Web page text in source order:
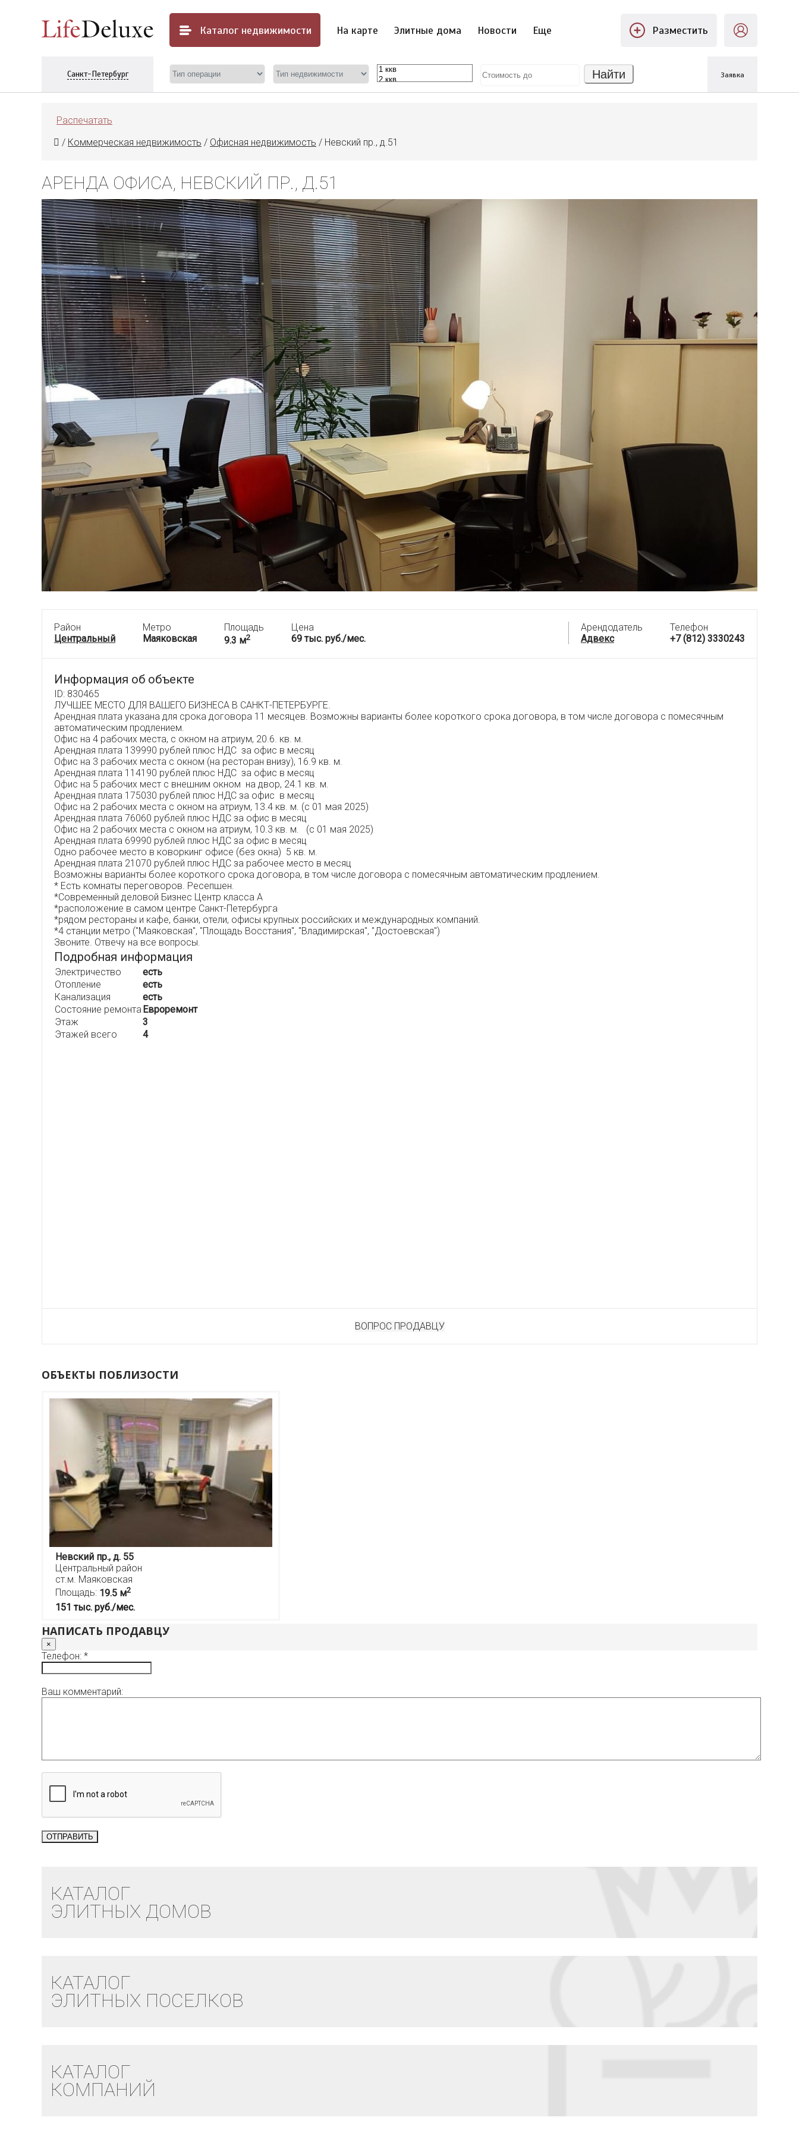
Каталог недвижимости На карте Элитные дома Новости Еще Разместить
Санкт-Петербург Найти Заявка
Распечатать
/ Коммерческая недвижимость / Офисная недвижимость / Невский пр., д.51
АРЕНДА ОФИСА, НЕВСКИЙ ПР., Д.51
Арендодатель
Адвекс
Телефон
+7 (812) 3330243
Район
Центральный
Метро
Маяковская
Площадь
9.3 м2
Цена
69 тыс. руб./мес.
Информация об объекте
ID: 830465
ЛУЧШЕЕ МЕСТО ДЛЯ ВАШЕГО БИЗНЕСА В САНКТ-ПЕТЕРБУРГЕ.
Арендная плата указана для срока договора 11 месяцев. Возможны варианты более короткого срока договора, в том числе договора с помесячным
автоматическим продлением.
Офис на 4 рабочих места, с окном на атриум, 20.6. кв. м.
Арендная плата 139990 рублей плюс НДС за офис в месяц
Офис на 3 рабочих места с окном (на ресторан внизу), 16.9 кв. м.
Арендная плата 114190 рублей плюс НДС за офис в месяц
Офис на 5 рабочих мест с внешним окном на двор, 24.1 кв. м.
Арендная плата 175030 рублей плюс НДС за офис в месяц
Офис на 2 рабочих места с окном на атриум, 13.4 кв. м. (с 01 мая 2025)
Арендная плата 76060 рублей плюс НДС за офис в месяц
Офис на 2 рабочих места с окном на атриум, 10.3 кв. м. (с 01 мая 2025)
Арендная плата 69990 рублей плюс НДС за офис в месяц
Одно рабочее место в коворкинг офисе (без окна) 5 кв. м.
Арендная плата 21070 рублей плюс НДС за рабочее место в месяц
Возможны варианты более короткого срока договора, в том числе договора с помесячным автоматическим продлением.
* Есть комнаты переговоров. Ресепшен.
*Современный деловой Бизнес Центр класса А
*расположение в самом центре Санкт-Петербурга
*рядом рестораны и кафе, банки, отели, офисы крупных российских и международных компаний.
*4 станции метро ("Маяковская", "Площадь Восстания", "Владимирская", "Достоевская")
Звоните. Отвечу на все вопросы.
Подробная информация
Электричество
есть
Отопление
есть
Канализация
есть
Состояние ремонта Евроремонт
Этаж
3
Этажей всего
4
ВОПРОС ПРОДАВЦУ
ОБЪЕКТЫ ПОБЛИЗОСТИ
Невский пр., д. 55
Центральный район
ст.м. Маяковская
Площадь: 19.5 м2
151 тыс. руб./мес.
НАПИСАТЬ ПРОДАВЦУ
×
Телефон: *
Ваш комментарий:
КАТАЛОГ
ЭЛИТНЫХ ДОМОВ
КАТАЛОГ
ЭЛИТНЫХ ПОСЕЛКОВ
КАТАЛОГ
КОМПАНИЙ